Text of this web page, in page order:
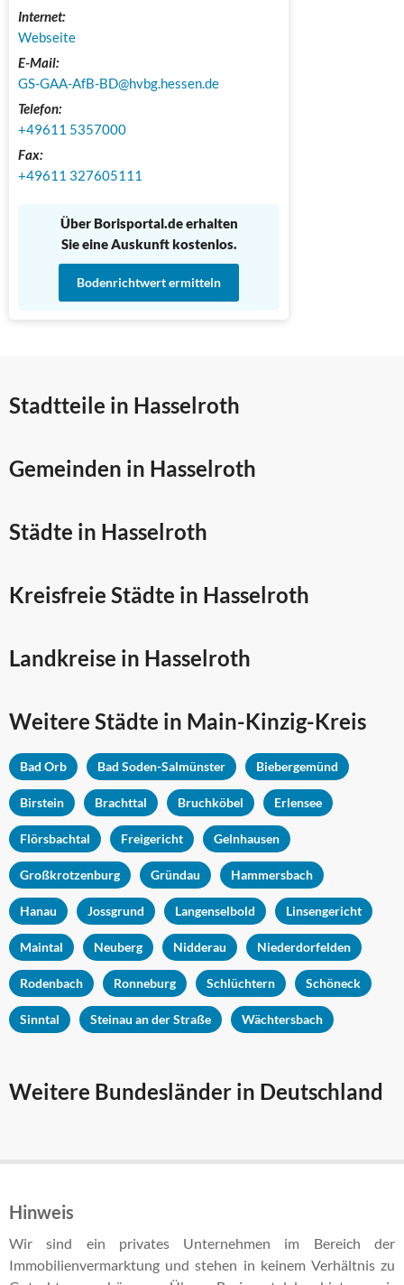
Internet:
Webseite
E-Mail:
GS-GAA-AfB-BD@hvbg.hessen.de
Telefon:
+49611 5357000
Fax:
+49611 327605111
Über Borisportal.de erhalten
Sie eine Auskunft kostenlos.
Bodenrichtwert ermitteln
Stadtteile in Hasselroth
Gemeinden in Hasselroth
Städte in Hasselroth
Kreisfreie Städte in Hasselroth
Landkreise in Hasselroth
Weitere Städte in Main-Kinzig-Kreis
Bad Orb Bad Soden-Salmünster Biebergemünd
Birstein Brachttal Bruchköbel Erlensee
Flörsbachtal Freigericht Gelnhausen
Großkrotzenburg Gründau Hammersbach
Hanau Jossgrund Langenselbold Linsengericht
Maintal Neuberg Nidderau Niederdorfelden
Rodenbach Ronneburg Schlüchtern Schöneck
Sinntal Steinau an der Straße Wächtersbach
Weitere Bundesländer in Deutschland
Hinweis
Wir sind ein privates Unternehmen im Bereich der
Immobilienvermarktung und stehen in keinem Verhältnis zu